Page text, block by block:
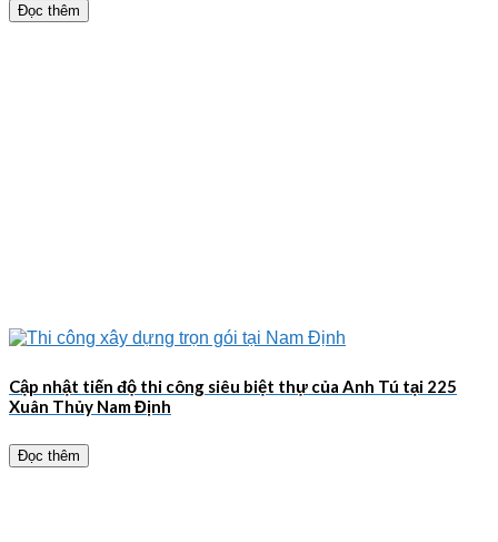
Đọc thêm
Cập nhật tiến độ thi công siêu biệt thự của Anh Tú tại 225
Xuân Thủy Nam Định
Đọc thêm